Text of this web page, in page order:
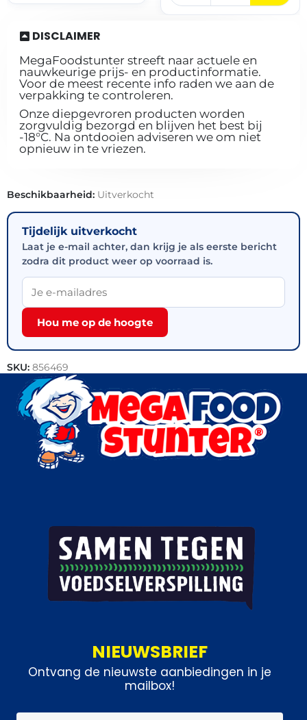
DISCLAIMER
MegaFoodstunter streeft naar actuele en
nauwkeurige prijs- en productinformatie.
Voor de meest recente info raden we aan de
verpakking te controleren.
Onze diepgevroren producten worden
zorgvuldig bezorgd en blijven het best bij
-18°C. Na ontdooien adviseren we om niet
opnieuw in te vriezen.
Beschikbaarheid: Uitverkocht
Tijdelijk uitverkocht
Laat je e-mail achter, dan krijg je als eerste bericht
zodra dit product weer op voorraad is.
Hou me op de hoogte
SKU: 856469
Categorieën:Bakkerij
NIEUWSBRIEF
Ontvang de nieuwste aanbiedingen in je
mailbox!